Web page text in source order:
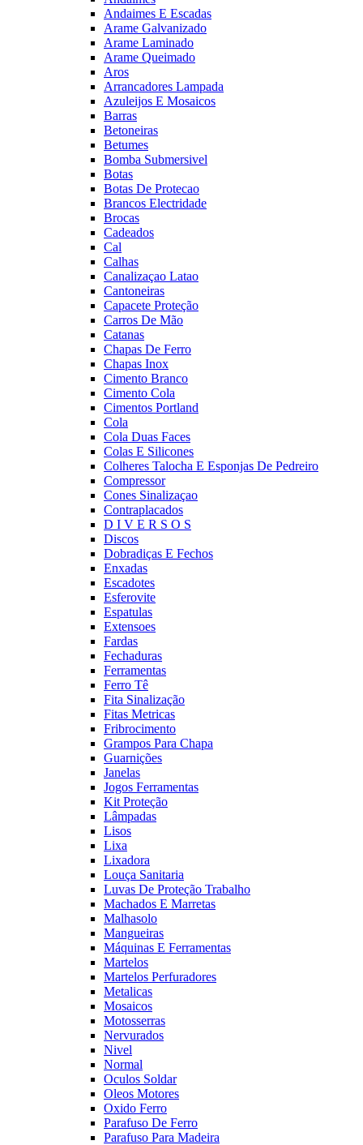
Andaimes E Escadas
Arame Galvanizado
Arame Laminado
Arame Queimado
Aros
Arrancadores Lampada
Azuleijos E Mosaicos
Barras
Betoneiras
Betumes
Bomba Submersivel
Botas
Botas De Protecao
Brancos Electridade
Brocas
Cadeados
Cal
Calhas
Canalizaçao Latao
Cantoneiras
Capacete Proteção
Carros De Mão
Catanas
Chapas De Ferro
Chapas Inox
Cimento Branco
Cimento Cola
Cimentos Portland
Cola
Cola Duas Faces
Colas E Silicones
Colheres Talocha E Esponjas De Pedreiro
Compressor
Cones Sinalizaçao
Contraplacados
D I V E R S O S
Discos
Dobradiças E Fechos
Enxadas
Escadotes
Esferovite
Espatulas
Extensoes
Fardas
Fechaduras
Ferramentas
Ferro Tê
Fita Sinalização
Fitas Metricas
Fribrocimento
Grampos Para Chapa
Guarnições
Janelas
Jogos Ferramentas
Kit Proteção
Lâmpadas
Lisos
Lixa
Lixadora
Louça Sanitaria
Luvas De Proteção Trabalho
Machados E Marretas
Malhasolo
Mangueiras
Máquinas E Ferramentas
Martelos
Martelos Perfuradores
Metalicas
Mosaicos
Motosserras
Nervurados
Nivel
Normal
Oculos Soldar
Oleos Motores
Oxido Ferro
Parafuso De Ferro
Parafuso Para Madeira